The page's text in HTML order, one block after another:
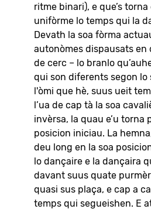
ritme binari), e que’s
unifòrme lo temps qui la
Devath la soa fòrma
autonòmes dispausats en
de cerc – lo branlo
qui son diferents segon lo
l'òmi que hè, suus ueit
l’ua de cap tà la soa
invèrsa, la quau e’u torna
posicion iniciau. La
deu long en la soa
lo dançaire e la dançaira
davant suus quate
quasi sus plaça, e cap a
temps qui segueishen. E